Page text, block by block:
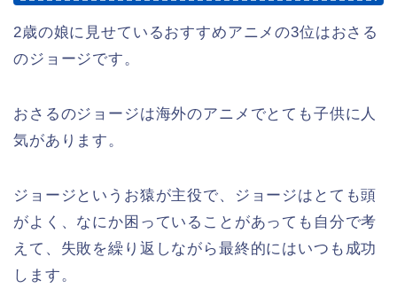
2歳の娘に見せているおすすめアニメの3位はおさる
のジョージです。
おさるのジョージは海外のアニメでとても子供に人
気があります。
ジョージというお猿が主役で、ジョージはとても頭
がよく、なにか困っていることがあっても自分で考
えて、失敗を繰り返しながら最終的にはいつも成功
します。